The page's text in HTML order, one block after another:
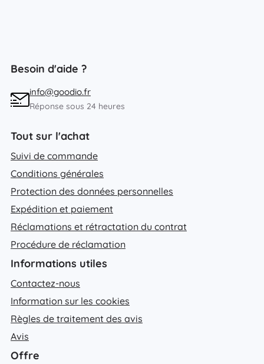
Besoin d'aide ?
info@goodio.fr
Réponse sous 24 heures
Tout sur l'achat
Suivi de commande
Conditions générales
Protection des données personnelles
Expédition et paiement
Réclamations et rétractation du contrat
Procédure de réclamation
Informations utiles
Contactez-nous
Information sur les cookies
Règles de traitement des avis
Avis
Offre